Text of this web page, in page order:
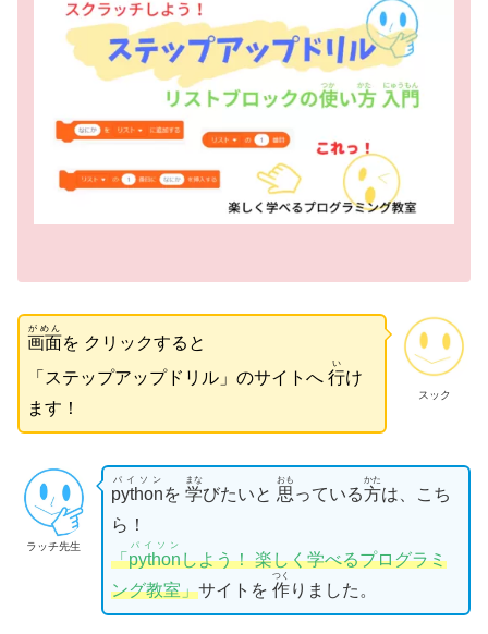
スック
画面
がめん
を クリックすると
「ステップアップドリル」のサイトへ 行
い
け
ます！
ラッチ先生
python
パイソン
を 学
まな
びたいと 思
おも
っている方
かた
は、こち
ら！
「python
パイソン
しよう！ 楽しく学べるプログラミ
ング教室」サイトを 作
つく
りました。